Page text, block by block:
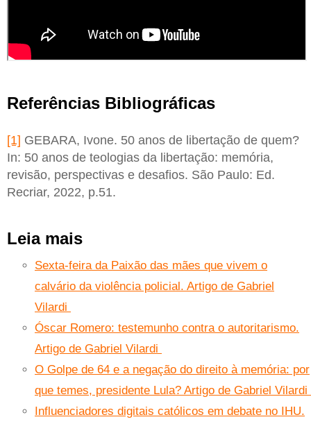
Referências Bibliográficas
[1] GEBARA, Ivone. 50 anos de libertação de quem?
In: 50 anos de teologias da libertação: memória,
revisão, perspectivas e desafios. São Paulo: Ed.
Recriar, 2022, p.51.
Leia mais
Sexta-feira da Paixão das mães que vivem o
calvário da violência policial. Artigo de Gabriel
Vilardi
Óscar Romero: testemunho contra o autoritarismo.
Artigo de Gabriel Vilardi
O Golpe de 64 e a negação do direito à memória: por
que temes, presidente Lula? Artigo de Gabriel Vilardi
Influenciadores digitais católicos em debate no IHU.